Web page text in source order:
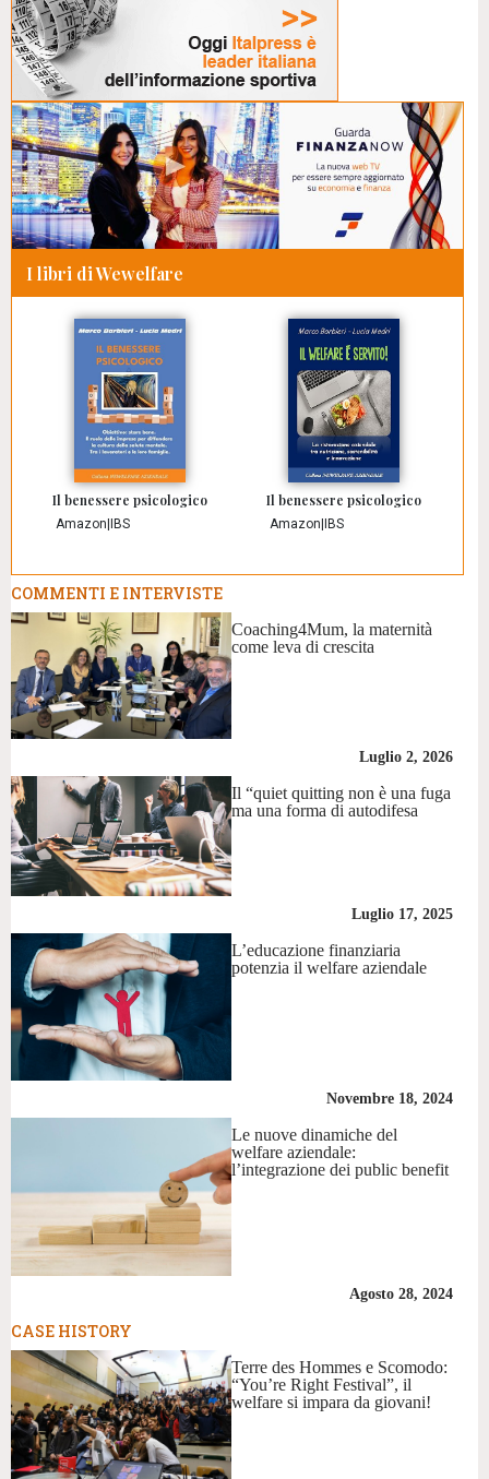
I libri di Wewelfare
Il benessere psicologico
Amazon IBS
Il benessere psicologico
Amazon IBS
COMMENTI E INTERVISTE
Coaching4Mum, la maternità
come leva di crescita
Luglio 2, 2026
Il “quiet quitting non è una fuga
ma una forma di autodifesa
Luglio 17, 2025
L’educazione finanziaria
potenzia il welfare aziendale
Novembre 18, 2024
Le nuove dinamiche del
welfare aziendale:
l’integrazione dei public benefit
Agosto 28, 2024
CASE HISTORY
Terre des Hommes e Scomodo:
“You’re Right Festival”, il
welfare si impara da giovani!